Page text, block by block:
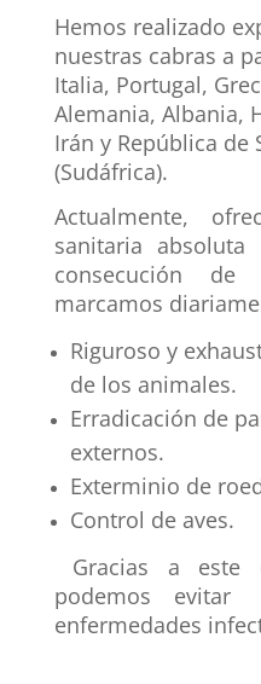
Hemos realizado
nuestras cabras a
Italia, Portugal,
Alemania, Albania,
Irán y República de
(Sudáfrica).
Actualmente,
sanitaria
consecución
marcamos
Riguroso y
de los animales.
Erradicación de
externos.
Exterminio de
Control de aves.
Gracias a este
podemos
enfermedades